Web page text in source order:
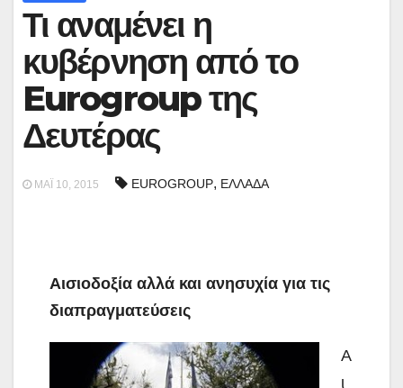
Τι αναμένει η
κυβέρνηση από το
Eurogroup της
Δευτέρας
ΜΆΙ 10, 2015 EUROGROUP, ΕΛΛΑΔΑ
Αισιοδοξία αλλά και ανησυχία για τις
διαπραγματεύσεις
Α
ι